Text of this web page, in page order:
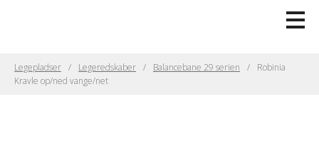
Legepladser Legeredskaber Balancebane 29 serien
Robinia
Kravle op/ned vange/net